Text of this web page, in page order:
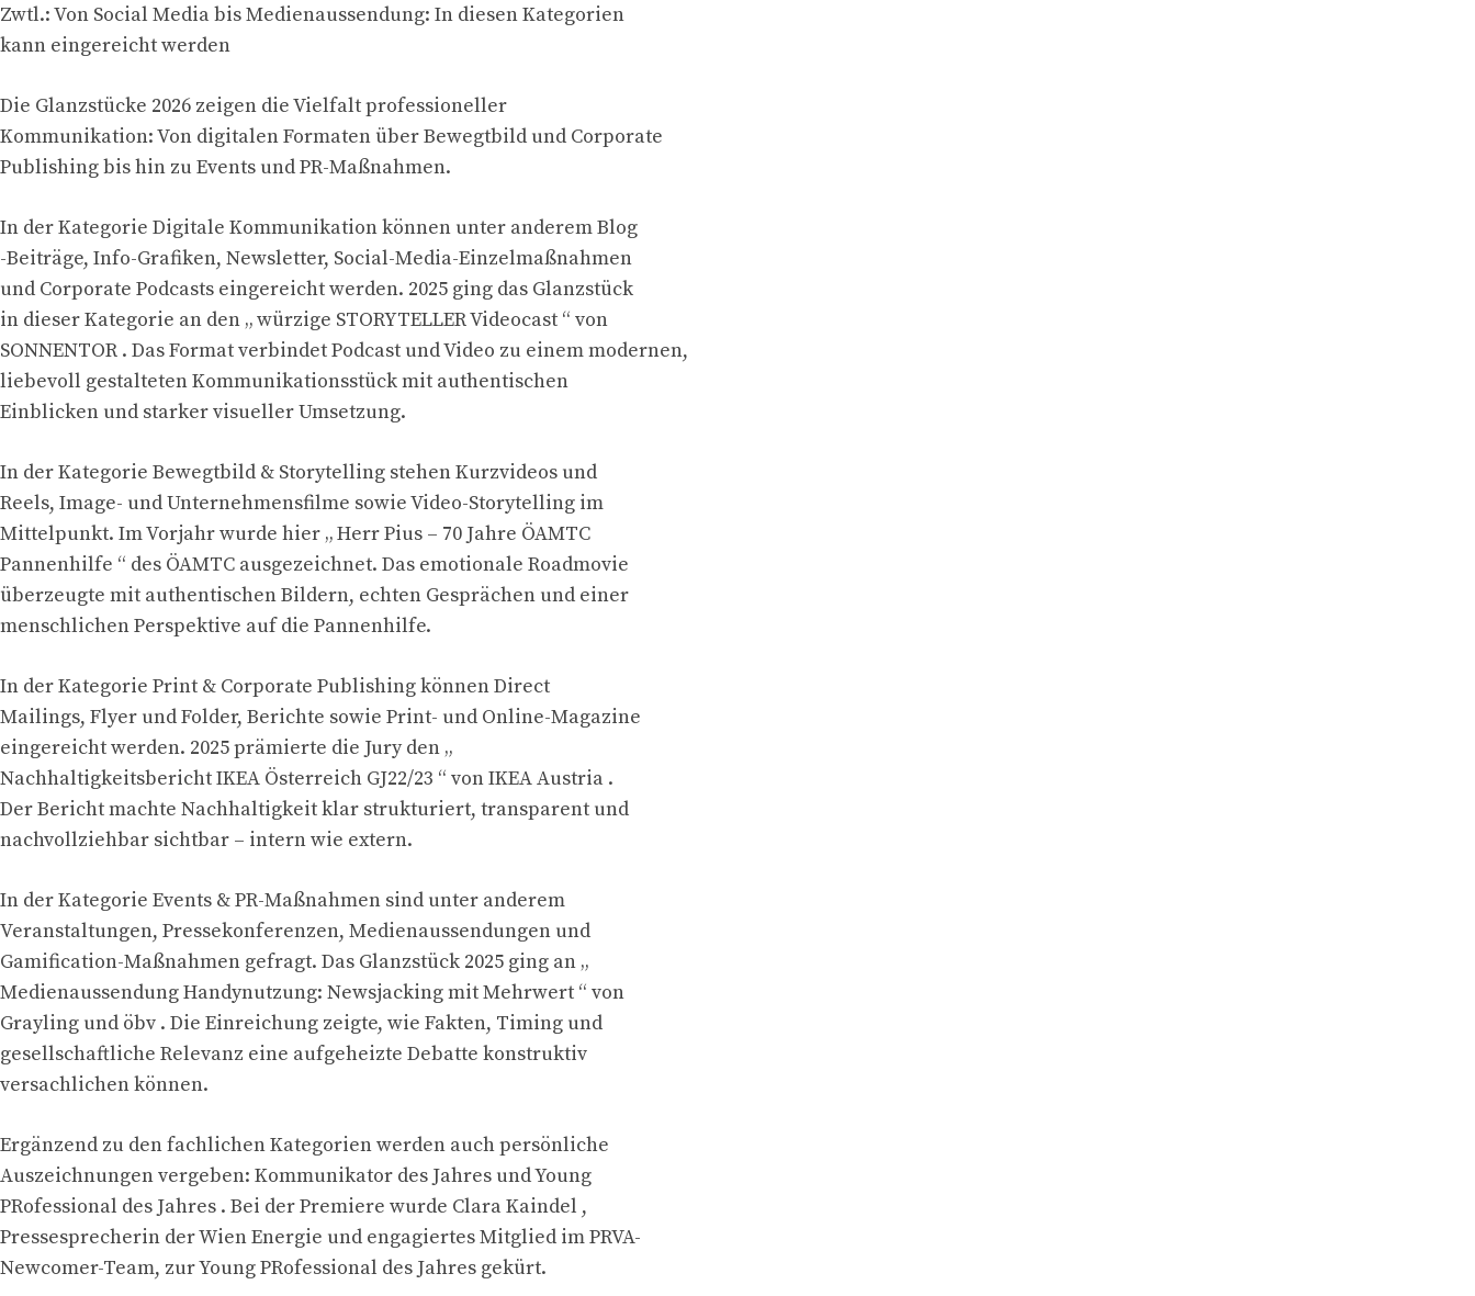
Zwtl.: Von Social Media bis Medienaussendung: In diesen Kategorien
kann eingereicht werden
Die Glanzstücke 2026 zeigen die Vielfalt professioneller
Kommunikation: Von digitalen Formaten über Bewegtbild und Corporate
Publishing bis hin zu Events und PR-Maßnahmen.
In der Kategorie Digitale Kommunikation können unter anderem Blog
-Beiträge, Info-Grafiken, Newsletter, Social-Media-Einzelmaßnahmen
und Corporate Podcasts eingereicht werden. 2025 ging das Glanzstück
in dieser Kategorie an den „ würzige STORYTELLER Videocast “ von
SONNENTOR . Das Format verbindet Podcast und Video zu einem modernen,
liebevoll gestalteten Kommunikationsstück mit authentischen
Einblicken und starker visueller Umsetzung.
In der Kategorie Bewegtbild & Storytelling stehen Kurzvideos und
Reels, Image- und Unternehmensfilme sowie Video-Storytelling im
Mittelpunkt. Im Vorjahr wurde hier „ Herr Pius – 70 Jahre ÖAMTC
Pannenhilfe “ des ÖAMTC ausgezeichnet. Das emotionale Roadmovie
überzeugte mit authentischen Bildern, echten Gesprächen und einer
menschlichen Perspektive auf die Pannenhilfe.
In der Kategorie Print & Corporate Publishing können Direct
Mailings, Flyer und Folder, Berichte sowie Print- und Online-Magazine
eingereicht werden. 2025 prämierte die Jury den „
Nachhaltigkeitsbericht IKEA Österreich GJ22/23 “ von IKEA Austria .
Der Bericht machte Nachhaltigkeit klar strukturiert, transparent und
nachvollziehbar sichtbar – intern wie extern.
In der Kategorie Events & PR-Maßnahmen sind unter anderem
Veranstaltungen, Pressekonferenzen, Medienaussendungen und
Gamification-Maßnahmen gefragt. Das Glanzstück 2025 ging an „
Medienaussendung Handynutzung: Newsjacking mit Mehrwert “ von
Grayling und öbv . Die Einreichung zeigte, wie Fakten, Timing und
gesellschaftliche Relevanz eine aufgeheizte Debatte konstruktiv
versachlichen können.
Ergänzend zu den fachlichen Kategorien werden auch persönliche
Auszeichnungen vergeben: Kommunikator des Jahres und Young
PRofessional des Jahres . Bei der Premiere wurde Clara Kaindel ,
Pressesprecherin der Wien Energie und engagiertes Mitglied im PRVA-
Newcomer-Team, zur Young PRofessional des Jahres gekürt.